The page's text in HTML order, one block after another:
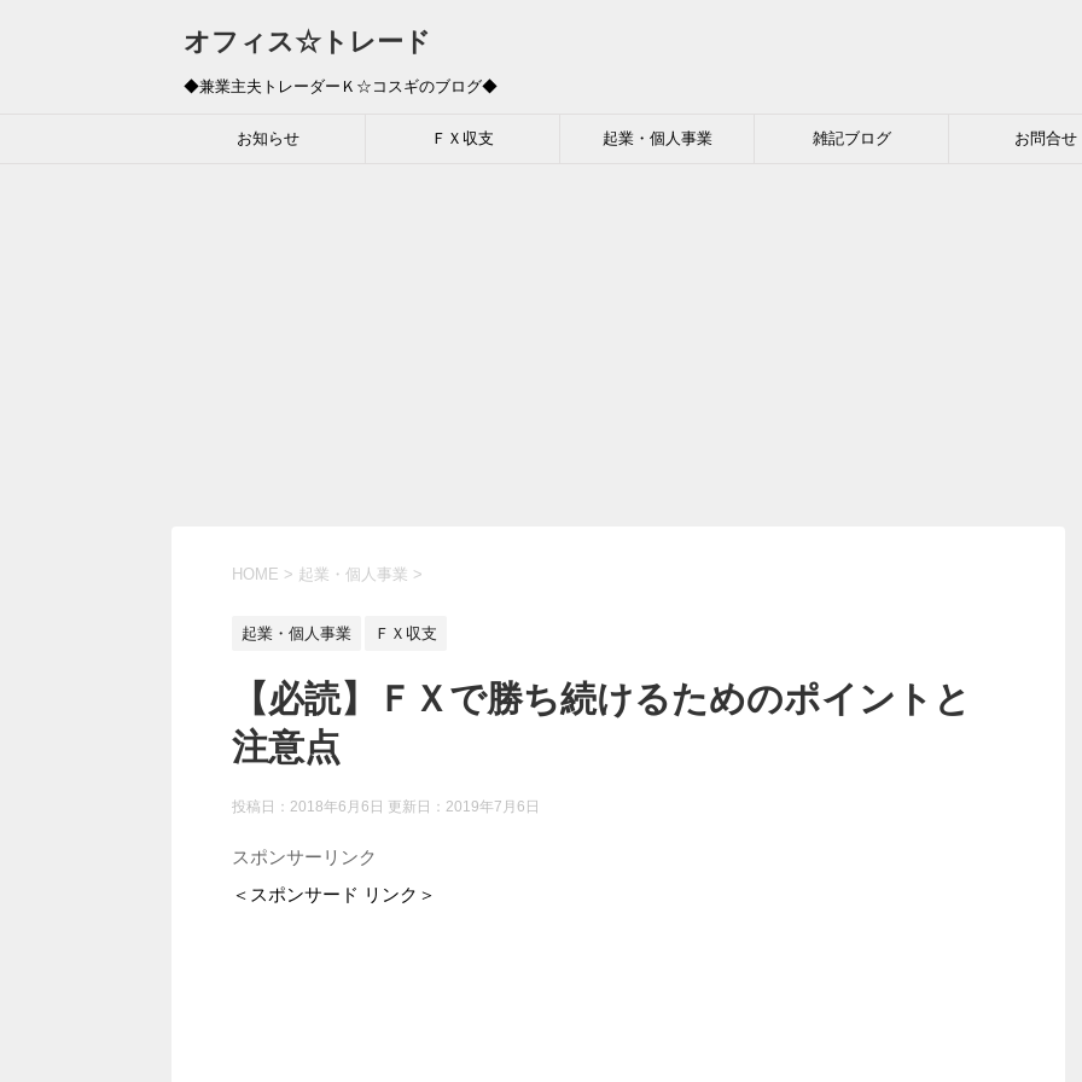
オフィス☆トレード
◆兼業主夫トレーダーＫ☆コスギのブログ◆
お知らせ ＦＸ収支 起業・個人事業 雑記ブログ お問合せ
HOME > 起業・個人事業 >
起業・個人事業 ＦＸ収支
【必読】ＦＸで勝ち続けるためのポイントと
注意点
投稿日：2018年6月6日 更新日： 2019年7月6日
スポンサーリンク
＜スポンサード リンク＞